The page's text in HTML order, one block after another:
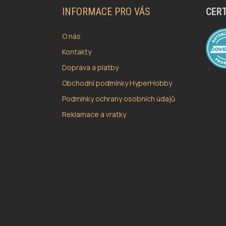
INFORMACE PRO VÁS
O nás
Kontakty
Doprava a platby
Obchodní podmínky HyperHobby
Podmínky ochrany osobních údajů
Reklamace a vratky